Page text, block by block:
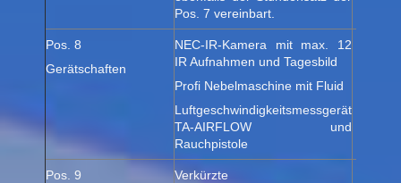
Pos. 7 vereinbart.
Pos. 8
Gerätschaften
NEC-IR-Kamera mit max. 12
IR Aufnahmen und Tagesbild
Profi Nebelmaschine mit Fluid
Luftgeschwindigkeitsmessgerät
TA-AIRFLOW und
Rauchpistole
Pos. 9
Verkürzte